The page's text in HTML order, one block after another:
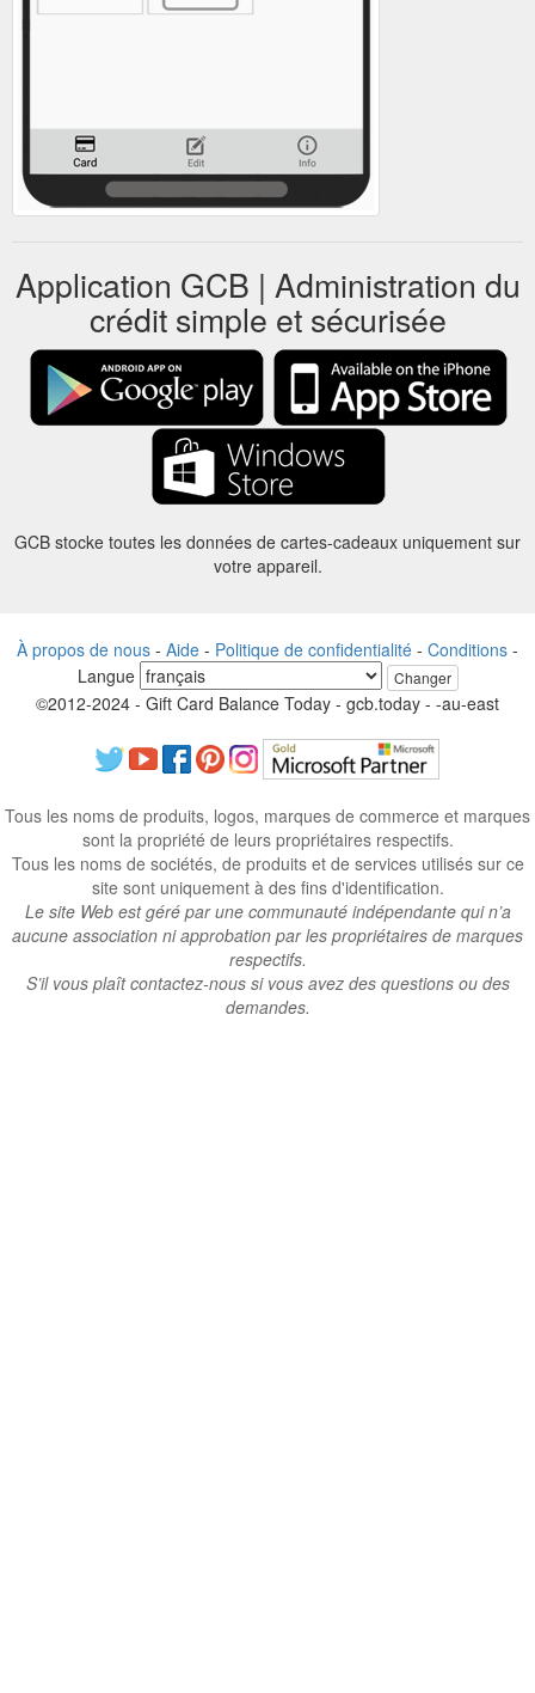
Application GCB | Administration du
crédit simple et sécurisée
GCB stocke toutes les données de cartes-cadeaux uniquement sur
votre appareil.
À propos de nous - Aide - Politique de confidentialité - Conditions -
Langue
Changer
©2012-2024 - Gift Card Balance Today - gcb.today - -au-east
Tous les noms de produits, logos, marques de commerce et marques
sont la propriété de leurs propriétaires respectifs.
Tous les noms de sociétés, de produits et de services utilisés sur ce
site sont uniquement à des fins d'identification.
Le site Web est géré par une communauté indépendante qui n’a
aucune association ni approbation par les propriétaires de marques
respectifs.
S’il vous plaît contactez-nous si vous avez des questions ou des
demandes.